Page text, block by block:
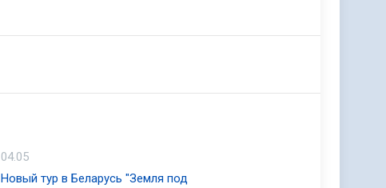
04.05
Новый тур в Беларусь "Земля под